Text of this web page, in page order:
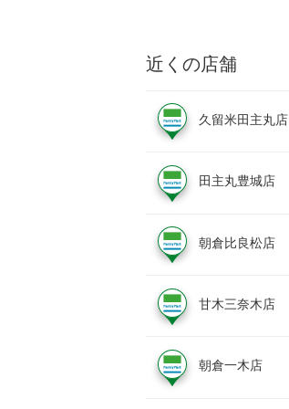
近くの店舗
久留米田主丸店
田主丸豊城店
朝倉比良松店
甘木三奈木店
朝倉一木店